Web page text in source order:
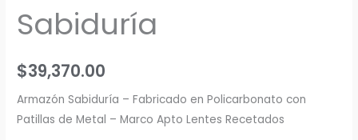
Sabiduría
$39,370.00
Armazón Sabiduría – Fabricado en Policarbonato con
Patillas de Metal – Marco Apto Lentes Recetados